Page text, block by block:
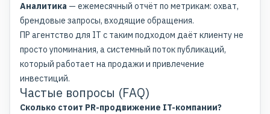
Аналитика — ежемесячный отчёт по метрикам: охват,
брендовые запросы, входящие обращения.
ПР агентство для IT с таким подходом даёт клиенту не
просто упоминания, а системный поток публикаций,
который работает на продажи и привлечение
инвестиций.
Частые вопросы (FAQ)
Сколько стоит PR-продвижение IT-компании?